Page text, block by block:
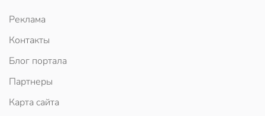
Реклама
Контакты
Блог портала
Партнеры
Карта сайта